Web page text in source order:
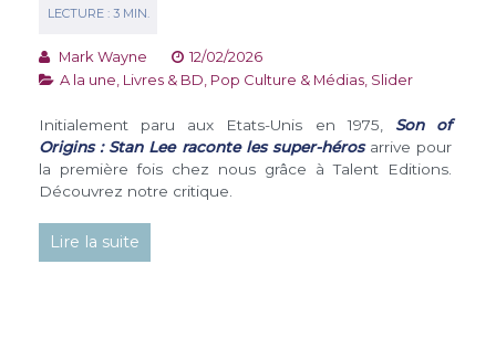
Mark Wayne
12/02/2026
A la une, Livres & BD, Pop Culture & Médias, Slider
Initialement paru aux Etats-Unis en 1975, Son of
Origins : Stan Lee raconte les super-hérosarrive pour
la première fois chez nous grâce à Talent Editions.
Découvrez notre critique.
Lire la suite